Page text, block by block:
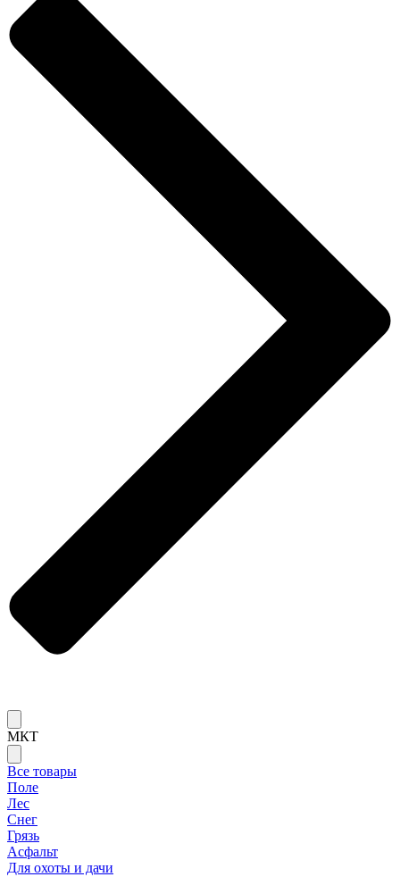
МКТ
Все товары
Поле
Лес
Снег
Грязь
Асфальт
Для охоты и дачи